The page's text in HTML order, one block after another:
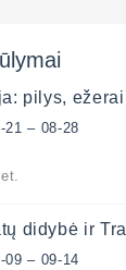
21 – 08-28
09 – 09-14